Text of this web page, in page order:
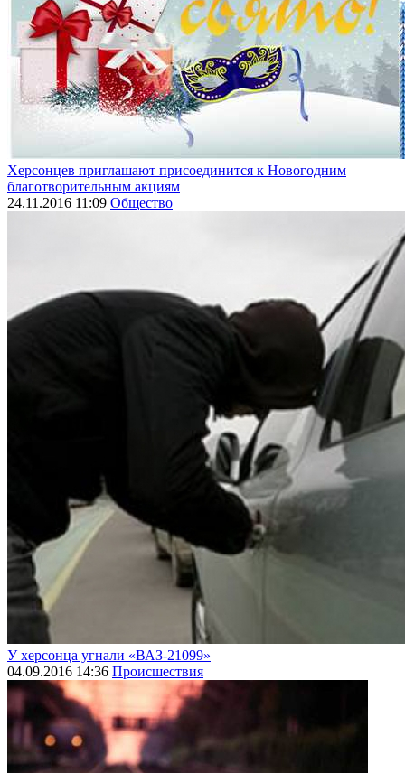
Херсонцев приглашают присоединится к Новогодним
благотворительным акциям
24.11.2016 11:09 Общество
У херсонца угнали «ВАЗ-21099»
04.09.2016 14:36 Происшествия